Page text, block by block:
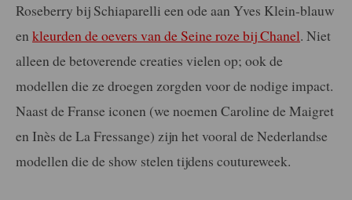
Roseberry bij Schiaparelli een ode aan Yves Klein-blauw
en kleurden de oevers van de Seine roze bij Chanel. Niet
alleen de betoverende creaties vielen op; ook de
modellen die ze droegen zorgden voor de nodige impact.
Naast de Franse iconen (we noemen Caroline de Maigret
en Inès de La Fressange) zijn het vooral de Nederlandse
modellen die de show stelen tijdens coutureweek.